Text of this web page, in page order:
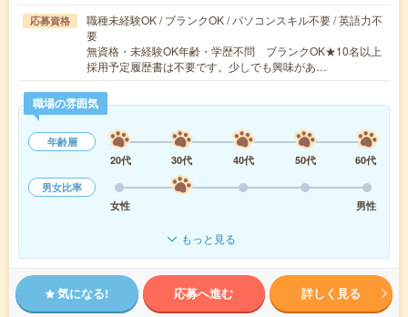
応募資格
職種未経験OK / ブランクOK / パソコンスキル不要 / 英語力不
要
無資格・未経験OK年齢・学歴不問 ブランクOK★10名以上
採用予定履歴書は不要です。少しでも興味があ…
職場の雰囲気
年齢層
20代
30代 40代 50代
60代
男女比率
女性
男性
もっと見る
気になる! 応募へ進む 詳しく見る